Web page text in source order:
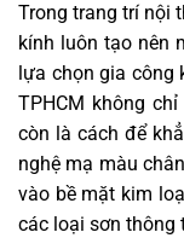
Trong trang trí nội
kính luôn tạo nên
lựa chọn gia công
TPHCM không
còn là cách để
nghệ mạ màu
vào bề mặt kim
các loại sơn thông